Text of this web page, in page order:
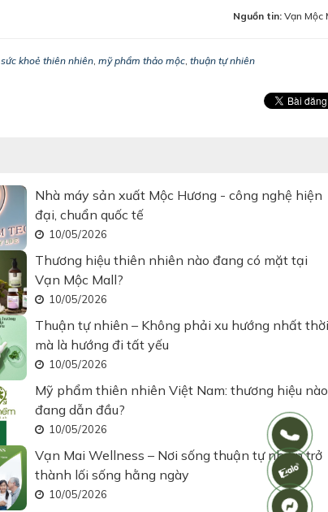
Nguồn tin: Vạn Mộc
sức khoẻ thiên nhiên, mỹ phẩm thảo mộc, thuận tự nhiên
Nhà máy sản xuất Mộc Hương - công nghệ hiện
đại, chuẩn quốc tế
10/05/2026
Thương hiệu thiên nhiên nào đang có mặt tại
Vạn Mộc Mall?
10/05/2026
Thuận tự nhiên – Không phải xu hướng nhất
mà là hướng đi tất yếu
10/05/2026
Mỹ phẩm thiên nhiên Việt Nam: thương hiệu nào
đang dẫn đầu?
10/05/2026
Vạn Mai Wellness – Nơi sống thuận tự nhiên trở
thành lối sống hằng ngày
10/05/2026